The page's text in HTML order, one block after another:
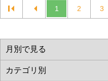
1 2 3